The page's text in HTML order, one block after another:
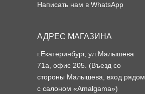
АДРЕС МАГАЗИНА
г.Екатеринбург, ул.Малышева
71а, офис 205. (Въезд со
стороны Малышева, вход рядом
с салоном «Amalgama»)
Написать нам в WhatsApp